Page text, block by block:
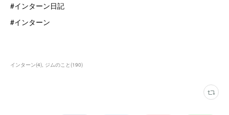
#インターン日記
#インターン
インターン(4) ジムのこと(190)